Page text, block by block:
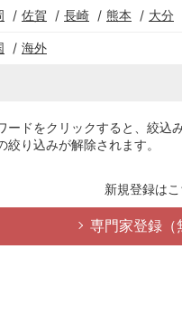
佐賀 長崎 熊本 大分
海外
ドをクリックすると、絞込
り込みが解除されます。
新規登録はこ
専門家登録（